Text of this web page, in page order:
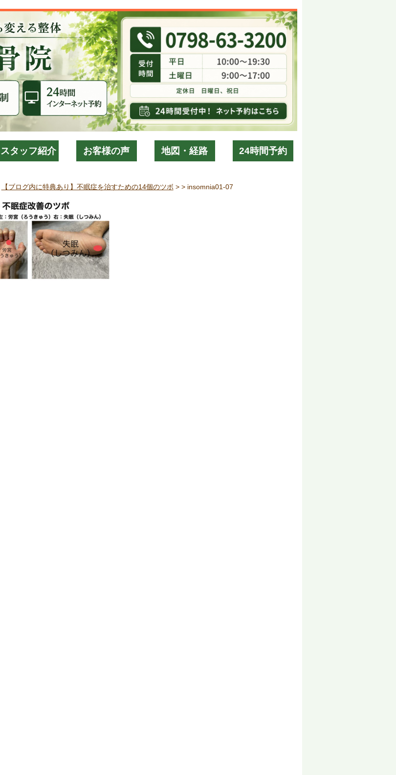
スタッフ紹介 お客様の声 地図・経路 24時間予約
【ブログ内に特典あり】不眠症を治すための14個のツボ > > insomnia01-07